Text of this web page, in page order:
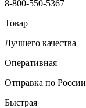
8-800-550-5367
Товар
Лучшего качества
Оперативная
Отправка по России
Быстрая